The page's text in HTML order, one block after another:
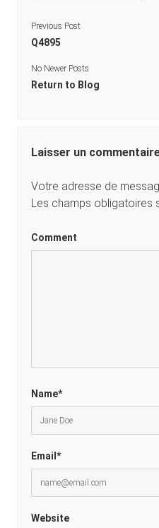
Previous Post
Q4895
No Newer Posts
Return to Blog
Laisser un
Votre adresse de
Les champs obligatoires
Comment
Name*
Email*
Website